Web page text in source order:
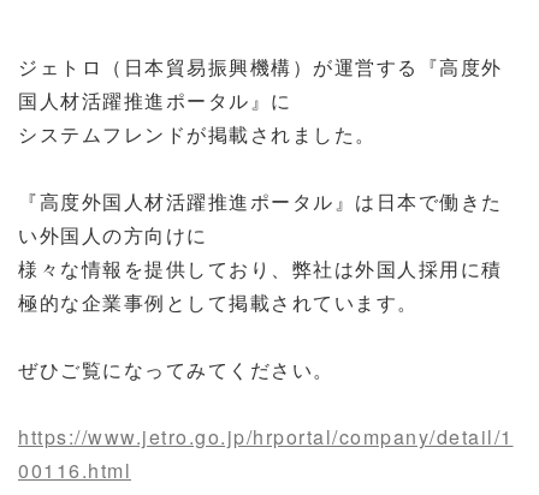
ジェトロ（日本貿易振興機構）が運営する『高度外
国人材活躍推進ポータル』に
システムフレンドが掲載されました。
『高度外国人材活躍推進ポータル』は日本で働きた
い外国人の方向けに
様々な情報を提供しており、弊社は外国人採用に積
極的な企業事例として掲載されています。
ぜひご覧になってみてください。
https://www.jetro.go.jp/hrportal/company/detail/1
00116.html